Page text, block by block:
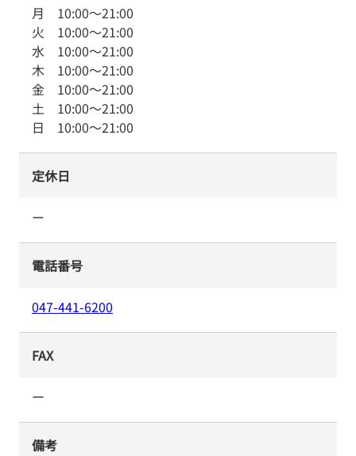
月 10:00～21:00
火 10:00～21:00
水 10:00～21:00
木 10:00～21:00
金 10:00～21:00
土 10:00～21:00
日 10:00～21:00
定休日
ー
電話番号
047-441-6200
FAX
ー
備考